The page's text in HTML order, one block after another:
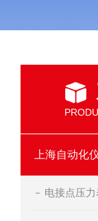
上海自动化
电接点压力